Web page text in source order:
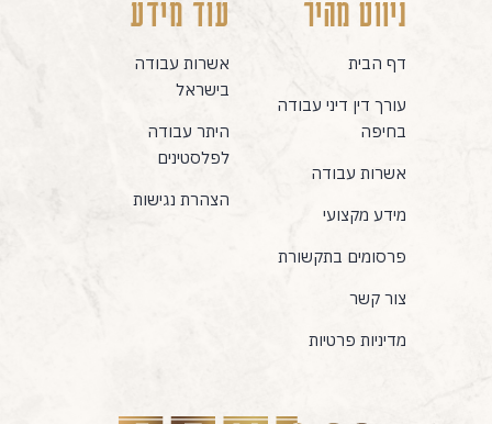
ניווט מהיר
דף הבית
עורך דין דיני עבודה
בחיפה
אשרות עבודה
מידע מקצועי
פרסומים בתקשורת
צור קשר
מדיניות פרטיות
עוד מידע
אשרות עבודה
בישראל
היתר עבודה
לפלסטינים
הצהרת נגישות